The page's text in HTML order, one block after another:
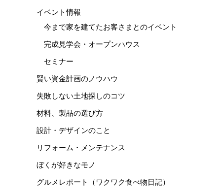
イベント情報
今まで家を建てたお客さまとのイベント
完成見学会・オープンハウス
セミナー
賢い資金計画のノウハウ
失敗しない土地探しのコツ
材料、製品の選び方
設計・デザインのこと
リフォーム・メンテナンス
ぼくが好きなモノ
グルメレポート（ワクワク食べ物日記）